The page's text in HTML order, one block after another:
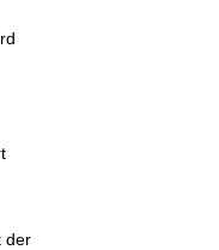
der